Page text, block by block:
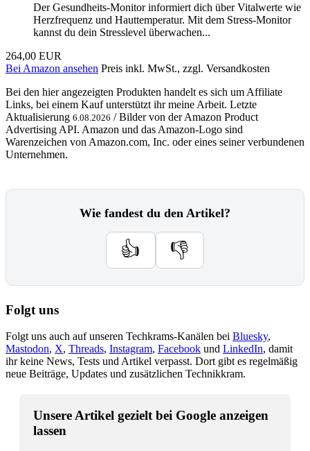
Der Gesundheits-Monitor informiert dich über Vitalwerte wie
Herzfrequenz und Hauttemperatur. Mit dem Stress-Monitor
kannst du dein Stresslevel überwachen...
264,00 EUR
Bei Amazon ansehen Preis inkl. MwSt., zzgl. Versandkosten
Bei den hier angezeigten Produkten handelt es sich um Affiliate
Links, bei einem Kauf unterstützt ihr meine Arbeit. Letzte
Aktualisierung 6.08.2026 / Bilder von der Amazon Product
Advertising API. Amazon und das Amazon-Logo sind
Warenzeichen von Amazon.com, Inc. oder eines seiner verbundenen
Unternehmen.
Wie fandest du den Artikel?
👍 👎
Folgt uns
Folgt uns auch auf unseren Techkrams-Kanälen bei Bluesky,
Mastodon, X, Threads, Instagram, Facebook und LinkedIn, damit
ihr keine News, Tests und Artikel verpasst. Dort gibt es regelmäßig
neue Beiträge, Updates und zusätzlichen Technikkram.
Unsere Artikel gezielt bei Google anzeigen
lassen